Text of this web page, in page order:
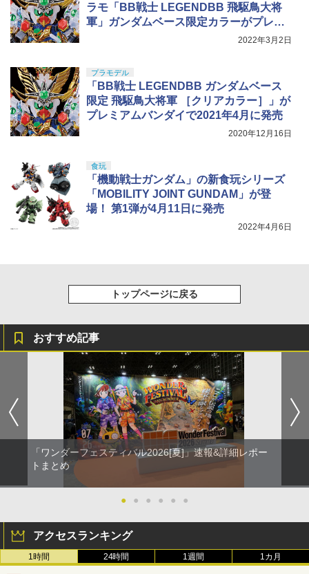
￥710
ラモ「BB戦士 LEGENDBB 飛駆鳥大将
軍」ガンダムベース限定カラーがプレバ
2022年3月2日
プラモデル
「BB戦士 LEGENDBB ガンダムベース
限定 飛駆鳥大将軍 ［クリアカラー］」が
プレミアムバンダイで2021年4月に発売
2020年12月16日
食玩
「機動戦士ガンダム」の新食玩シリーズ
「MOBILITY JOINT GUNDAM」が登
場！ 第1弾が4月11日に発売
2022年4月6日
トップページに戻る
おすすめ記事
「ワンダーフェスティバル2026[夏]」速報&詳細レポー
トまとめ
● ● ● ● ● ●
アクセスランキング
1時間 24時間 1週間 1カ月